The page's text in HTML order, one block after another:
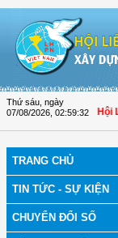
Thứ sáu, ngày
07/08/2026 02:59:33
| Thanh Hóa: Hội
TRANG CHỦ
TIN TỨC - SỰ KIỆN
CHUYỂN ĐỔI SỐ
OK